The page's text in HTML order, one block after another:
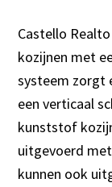
Castello
kozijnen met
systeem zorgt
een verticaal
kunststof
uitgevoerd
kunnen ook